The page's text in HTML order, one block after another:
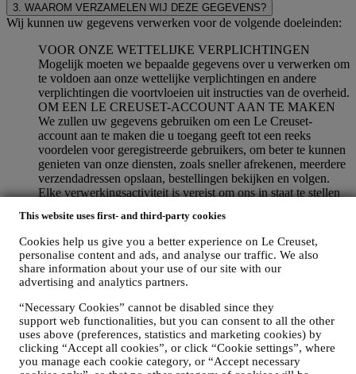
This website uses first- and third-party cookies
Cookies help us give you a better experience on Le Creuset,
personalise content and ads, and analyse our traffic. We also
share information about your use of our site with our
advertising and analytics partners.
“Necessary Cookies” cannot be disabled since they
support web functionalities, but you can consent to all the other
uses above (preferences, statistics and marketing cookies) by
clicking “Accept all cookies”, or click “Cookie settings”, where
you manage each cookie category, or “Accept necessary
3. WAAROM VERZAMELEN WIJ DEZE GEGEVENS?
Wij kunnen uw gegevens verwerken voor de volgende doeleinden:
VOOR ONZE WETTELIJKE VERPLICHTINGEN
Mogelijk moeten we bepaalde gegevens over u verwerken om
te voldoen aan onze wettelijke verplichtingen en andere
verplichtingen die voortvloeien uit instructies van de overheid.
OM EEN LE CREUSET-ACCOUNT AAN TE MAKEN
We zullen uw gegevens gebruiken om een Le Creuset-
account aan te maken die u toegang geeft tot een reeks
voordelen voor geregistreerde gebruikers, om beter te kunnen
genieten van onze diensten, zoals sneller afrekenen, meerdere
verzendadressen opslaan, bestellingen bekijken en volgen.
Elke verwerkingsactiviteit is vereist om ons in staat te stellen
OM UW BESTELLINGEN TE BEHEREN EN OM ONZE
PRODUCTEN, DIENSTEN EN ASSISTENTIE AAN U
TE LEVEREN
Wij zullen uw gegevens gebruiken om onze contractuele
relatie met u, uw aankoop van producten op de Website, uw
gebruik van de Website, eventuele latere hulp na de verkoop
of uw deelname aan onze wedstrijden te beheren. Mogelijk
moeten we bepaalde gegevens over u verwerken voor onze
administratieve doeleinden die verband houden met onze
contractuele relatie met u, zoals de boekhouding, facturering
en controle, verificatie van betaalkaarten, fraudescreening,